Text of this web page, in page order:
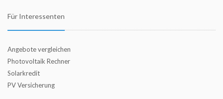
Für Interessenten
Angebote vergleichen
Photovoltaik Rechner
Solarkredit
PV Versicherung